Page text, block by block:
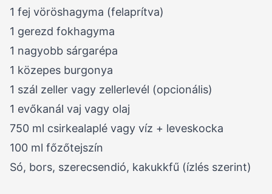
1 fej vöröshagyma (felaprítva)
1 gerezd fokhagyma
1 nagyobb sárgarépa
1 közepes burgonya
1 szál zeller vagy zellerlevél (opcionális)
1 evőkanál vaj vagy olaj
750 ml csirkealaplé vagy víz + leveskocka
100 ml főzőtejszín
Só, bors, szerecsendió, kakukkfű (ízlés szerint)